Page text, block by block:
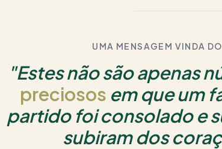
UMA MENSAGEM VINDA
"Estes não são apenas
preciosos em que um
partido foi consolado e
subiram dos